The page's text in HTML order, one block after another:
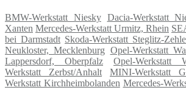
BMW-Werkstatt Niesky Dacia-Werkstatt
Xanten Mercedes-Werkstatt Urmitz, Rhein
bei Darmstadt Skoda-Werkstatt Steglitz-
Neukloster, Mecklenburg Opel-Werkstatt
Lappersdorf, Oberpfalz
Opel-Werkstatt
Werkstatt Zerbst/Anhalt
MINI-Werkstatt
Werkstatt Kirchheimbolanden Mercedes-